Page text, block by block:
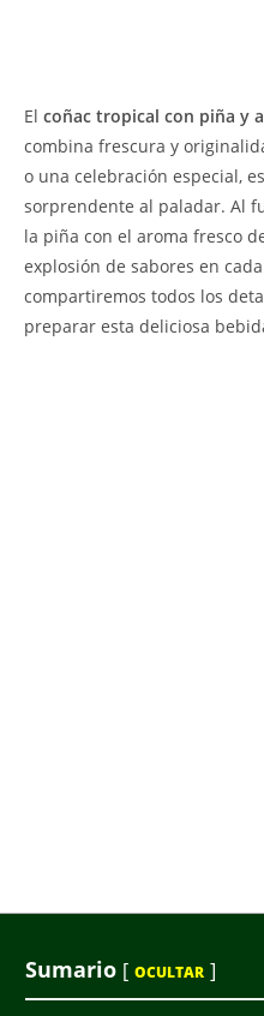
El coñac tropical con piña y
combina frescura y
o una celebración especial,
sorprendente al paladar. Al
la piña con el aroma fresco
explosión de sabores en
compartiremos todos los
preparar esta deliciosa
Sumario [ OCULTAR ]